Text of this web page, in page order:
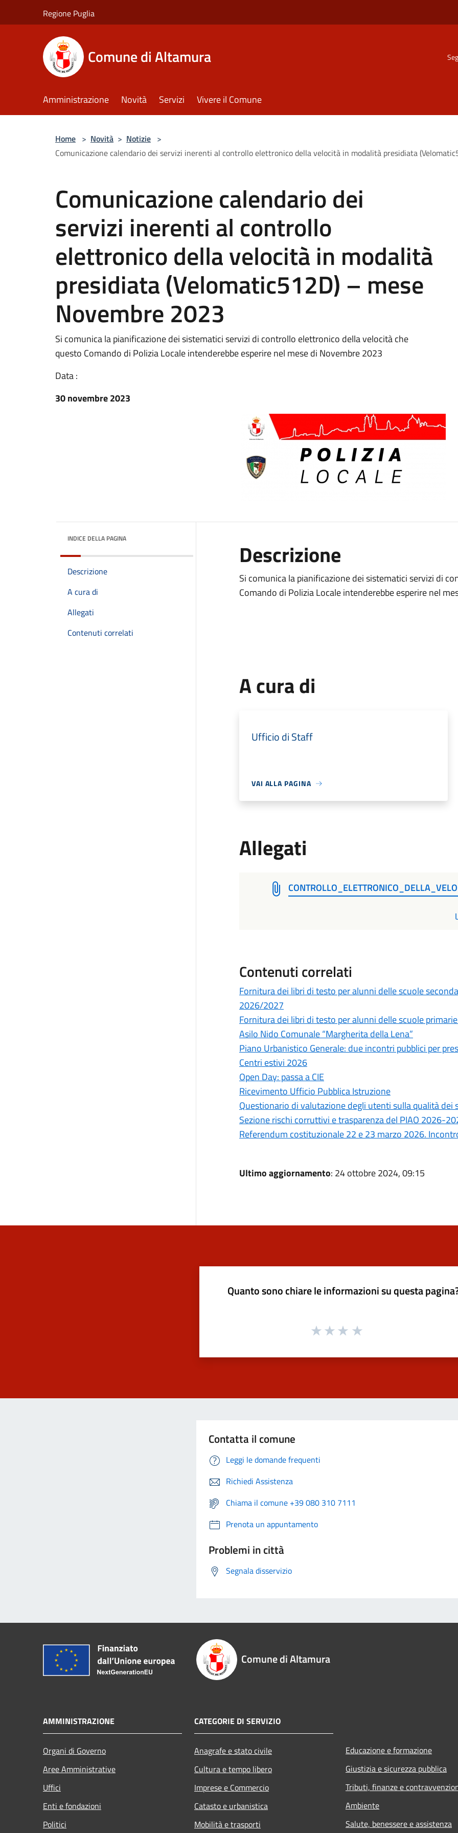
Regione Puglia
Comune di Altamura
Amministrazione Novità Servizi Vivere il Comune
Home > Novità > Notizie >
Comunicazione calendario dei servizi inerenti al controllo elettronico della velocità in modalità presidiata
Comunicazione calendario dei
servizi inerenti al controllo
elettronico della velocità in modalità
presidiata (Velomatic512D) – mese
Novembre 2023
Si comunica la pianificazione dei sistematici servizi di controllo elettronico della velocità che
questo Comando di Polizia Locale intenderebbe esperire nel mese di Novembre 2023
Data :
30 novembre 2023
INDICE DELLA PAGINA
Descrizione
A cura di
Allegati
Contenuti correlati
Descrizione
Si comunica la pianificazione dei sistematici servizi di
Comando di Polizia Locale intenderebbe esperire nel
A cura di
Ufficio di Staff
VAI ALLA PAGINA
Allegati
Contenuti correlati
Fornitura dei libri di testo per alunni delle scuole
2026/2027
Fornitura dei libri di testo per alunni delle scuole
Asilo Nido Comunale “Margherita della Lena”
Piano Urbanistico Generale: due incontri pubblici per
Centri estivi 2026
Open Day: passa a CIE
Ricevimento Ufficio Pubblica Istruzione
Questionario di valutazione degli utenti sulla qualità dei
Sezione rischi corruttivi e trasparenza del PIAO 2026-
Referendum costituzionale 22 e 23 marzo 2026.
Ultimo aggiornamento: 24 ottobre 2024, 09:15
Quanto sono chiare le informazioni su questa
Contatta il comune
Leggi le domande frequenti
Richiedi Assistenza
Chiama il comune +39 080 310 7111
Prenota un appuntamento
Problemi in città
Segnala disservizio
Comune di Altamura
AMMINISTRAZIONE
Organi di Governo
Aree Amministrative
Uffici
Enti e fondazioni
Politici
CATEGORIE DI SERVIZIO
Anagrafe e stato civile
Cultura e tempo libero
Imprese e Commercio
Catasto e urbanistica
Mobilità e trasporti
Educazione e formazione
Giustizia e sicurezza pubblica
Tributi, finanze e
Ambiente
Salute, benessere e assistenza